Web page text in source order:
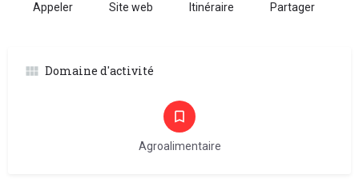
Appeler Site web Itinéraire Partager
Domaine d'activité
Agroalimentaire